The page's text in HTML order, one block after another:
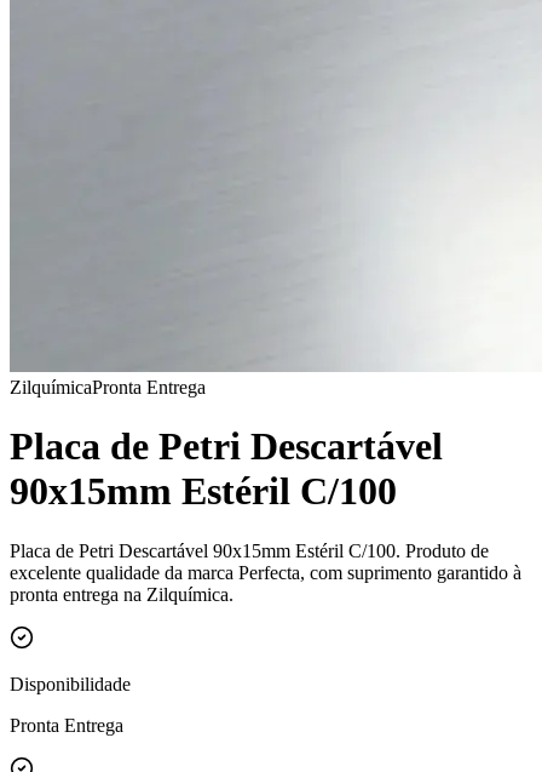
ZilquímicaPronta Entrega
Placa de Petri Descartável
90x15mm Estéril C/100
Placa de Petri Descartável 90x15mm Estéril C/100. Produto de
excelente qualidade da marca Perfecta, com suprimento garantido à
pronta entrega na Zilquímica.
Disponibilidade
Pronta Entrega